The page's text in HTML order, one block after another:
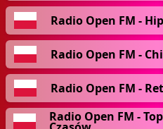
Radio Open FM -
Radio Open FM -
Radio Open FM -
Radio Open FM -